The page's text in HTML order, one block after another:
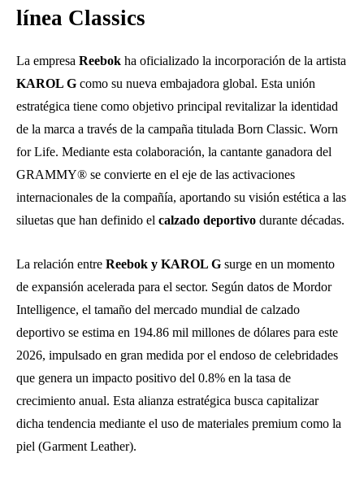
línea Classics
La empresa Reebok ha oficializado la incorporación de la artista
KAROL G como su nueva embajadora global. Esta unión
estratégica tiene como objetivo principal revitalizar la identidad
de la marca a través de la campaña titulada Born Classic. Worn
for Life. Mediante esta colaboración, la cantante ganadora del
GRAMMY® se convierte en el eje de las activaciones
internacionales de la compañía, aportando su visión estética a las
siluetas que han definido el calzado deportivo durante décadas.
La relación entre Reebok y KAROL G surge en un momento
de expansión acelerada para el sector. Según datos de Mordor
Intelligence, el tamaño del mercado mundial de calzado
deportivo se estima en 194.86 mil millones de dólares para este
2026, impulsado en gran medida por el endoso de celebridades
que genera un impacto positivo del 0.8% en la tasa de
crecimiento anual. Esta alianza estratégica busca capitalizar
dicha tendencia mediante el uso de materiales premium como la
piel (Garment Leather).